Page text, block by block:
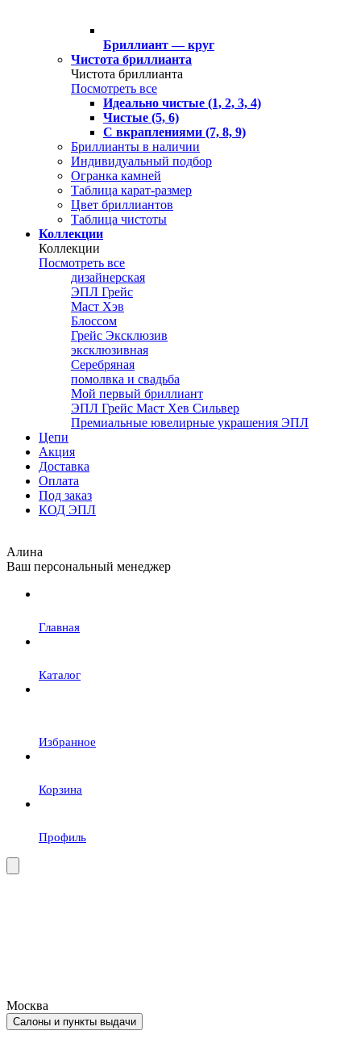
Бриллиант — круг
Чистота бриллианта
Чистота бриллианта
Посмотреть все
Идеально чистые (1, 2, 3, 4)
Чистые (5, 6)
С вкраплениями (7, 8, 9)
Бриллианты в наличии
Индивидуальный подбор
Огранка камней
Таблица карат-размер
Цвет бриллиантов
Таблица чистоты
Коллекции
Коллекции
Посмотреть все
дизайнерская
ЭПЛ Грейс
Маст Хэв
Блоссом
Грейс Эксклюзив
эксклюзивная
Серебряная
помолвка и свадьба
Мой первый бриллиант
ЭПЛ Грейс Маст Хев Сильвер
Премиальные ювелирные украшения ЭПЛ
Цепи
Акция
Доставка
Оплата
Под заказ
КОД ЭПЛ
Алина
Ваш персональный менеджер
Главная
Каталог
Избранное
Корзина
Профиль
Москва
Салоны и пункты выдачи